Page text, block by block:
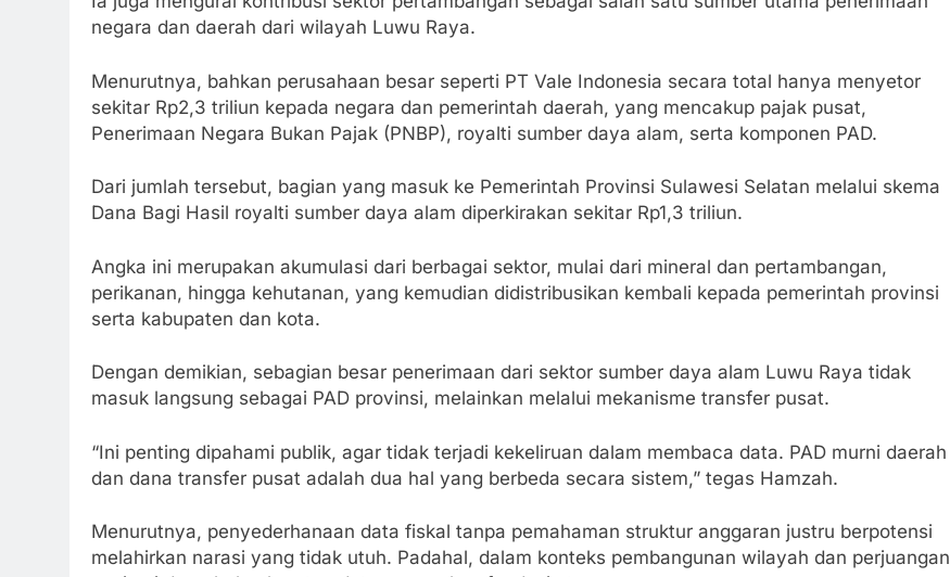
negara dan daerah dari wilayah Luwu Raya.
Menurutnya, bahkan perusahaan besar seperti PT Vale Indonesia secara total hanya menyetor
sekitar Rp2,3 triliun kepada negara dan pemerintah daerah, yang mencakup pajak pusat,
Penerimaan Negara Bukan Pajak (PNBP), royalti sumber daya alam, serta komponen PAD.
Dari jumlah tersebut, bagian yang masuk ke Pemerintah Provinsi Sulawesi Selatan melalui skema
Dana Bagi Hasil royalti sumber daya alam diperkirakan sekitar Rp1,3 triliun.
Angka ini merupakan akumulasi dari berbagai sektor, mulai dari mineral dan pertambangan,
perikanan, hingga kehutanan, yang kemudian didistribusikan kembali kepada pemerintah provinsi
serta kabupaten dan kota.
Dengan demikian, sebagian besar penerimaan dari sektor sumber daya alam Luwu Raya tidak
masuk langsung sebagai PAD provinsi, melainkan melalui mekanisme transfer pusat.
“Ini penting dipahami publik, agar tidak terjadi kekeliruan dalam membaca data. PAD murni daerah
dan dana transfer pusat adalah dua hal yang berbeda secara sistem,” tegas Hamzah.
Menurutnya, penyederhanaan data fiskal tanpa pemahaman struktur anggaran justru berpotensi
melahirkan narasi yang tidak utuh. Padahal, dalam konteks pembangunan wilayah dan perjuangan